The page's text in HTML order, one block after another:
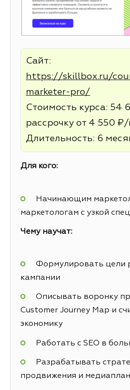
Сайт:
https://skillbox.ru/
marketer-pro/
Стоимость курса: 54
рассрочку от 4 550 ₽/
Длительность: 6
Для кого:
Начинающим
маркетологам с узкой
Чему научат:
Формулировать цели
кампании
Описывать воронку
Customer Journey Map и
экономику
Работать с SEO в
Разрабатывать
продвижения и медиаплан